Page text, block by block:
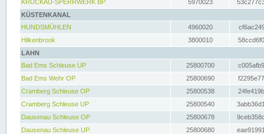
KRÜCKAU-SPERRWERK BP
5970023
KÜSTENKANAL
HUNDSMÜHLEN
4960020
Hilkenbrook
3800010
LAHN
Bad Ems Schleuse UP
25800700
Bad Ems Wehr OP
25800690
Cramberg Schleuse OP
25800538
Cramberg Schleuse UP
25800540
Dausenau Schleuse OP
25800678
Dausenau Schleuse UP
25800680